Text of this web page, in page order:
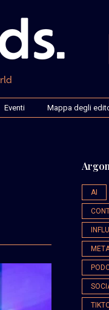
Eventi Mappa degli
AI